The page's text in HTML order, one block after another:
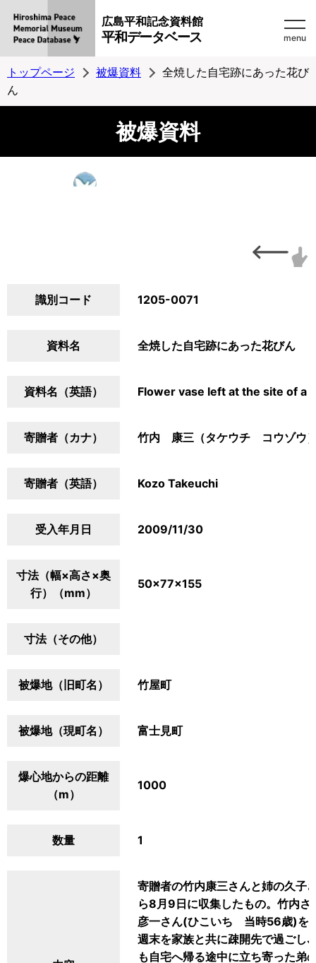
広島平和記念資料館
平和データベース menu
トップページ 被爆資料
全焼した自宅跡にあった花び
ん
被爆資料
識別コード 1205-0071
資料名 全焼した自宅跡にあった花びん
資料名（英語） Flower vase left at the site of a
寄贈者（カナ） 竹内 康三（タケウチ コウゾウ
寄贈者（英語） Kozo Takeuchi
受入年月日 2009/11/30
寸法（幅×高さ×奥
行）（mm）
50×77×155
寸法（その他）
被爆地（旧町名） 竹屋町
被爆地（現町名） 富士見町
爆心地からの距離
（m）
1000
数量 1
寄贈者の竹内康三さんと姉の久
ら8月9日に収集したもの。竹内
彦一さん(ひこいち 当時56歳)を
週末を家族と共に疎開先で過ごし
も自宅へ帰る途中に立ち寄った弟